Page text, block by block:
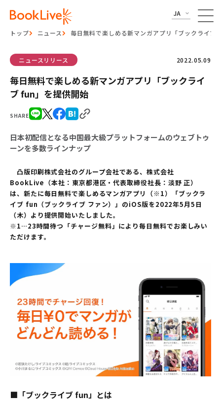
JA
トップ ニュース 毎日無料で楽しめる新マンガアプリ「ブックライブ
SHARE
ニュースリリース 2022.05.09
毎日無料で楽しめる新マンガアプリ「ブックライ
ブ fun」を提供開始
日本初配信となる中国最大級プラットフォームのウェブトゥ
ーンを多数ラインナップ
凸版印刷株式会社のグループ会社である、株式会社
BookLive（本社：東京都港区・代表取締役社長：淡野 正）
は、新たに毎日無料で楽しめるマンガアプリ（※1）「ブックラ
イブ fun（ブックライブ ファン）」のiOS版を2022年5月5日
（木）より提供開始いたしました。
※1…23時間待つ「チャージ無料」により毎日無料でお楽しみい
ただけます。
■「ブックライブ fun」とは